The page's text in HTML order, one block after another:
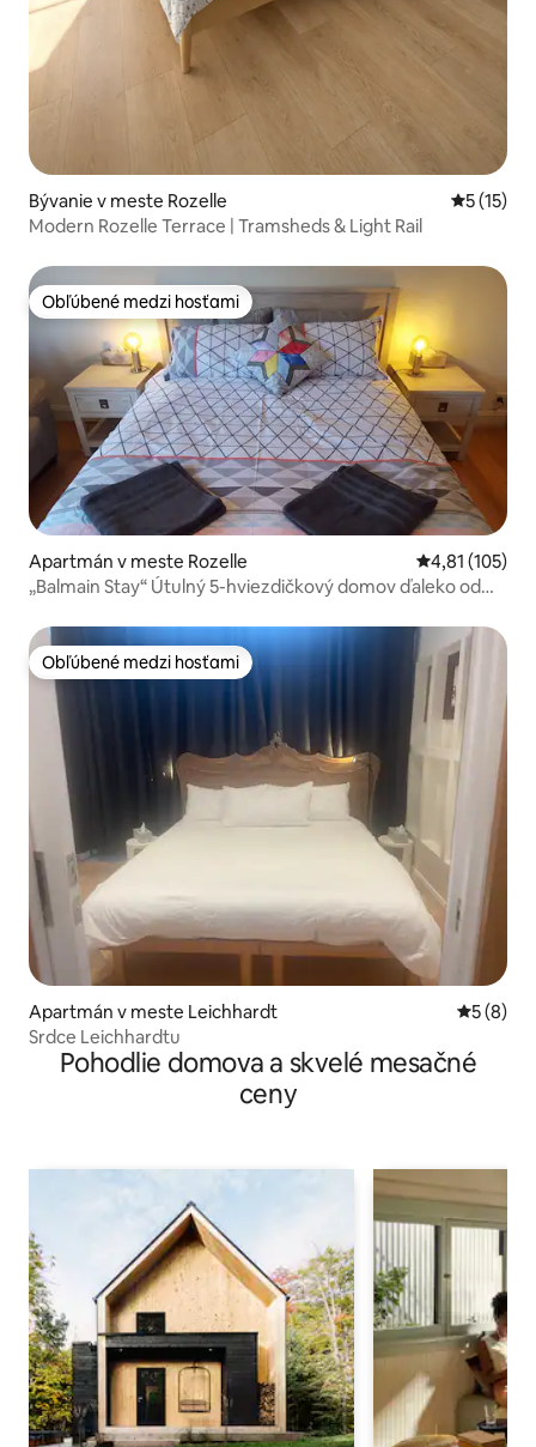
Bývanie v meste Rozelle
5 (15)
Modern Rozelle Terrace | Tramsheds & Light Rail
Obľúbené medzi hosťami
Obľúbené medzi hosťami
Apartmán v meste Rozelle Priemerné
4,81 (105)
„Balmain Stay“ Útulný 5-hviezdičkový domov ďaleko od
Obľúbené medzi hosťami
Obľúbené medzi hosťami
Apartmán v meste Leichhardt
5 (8)
Srdce Leichhardtu
Pohodlie domova a skvelé mesačné
ceny